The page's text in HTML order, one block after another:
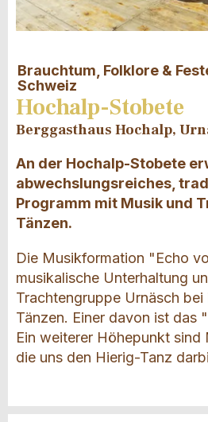
Brauchtum, Folklore &
Schweiz
Hochalp-Stobete
Berggasthaus Hochalp,
An der Hochalp-Stobete
abwechslungsreiches,
Programm mit Musik und
Tänzen.
Die Musikformation "Echo
musikalische Unterhaltung
Trachtengruppe Urnäsch bei
Tänzen. Einer davon ist das
Ein weiterer Höhepunkt sind
die uns den Hierig-Tanz